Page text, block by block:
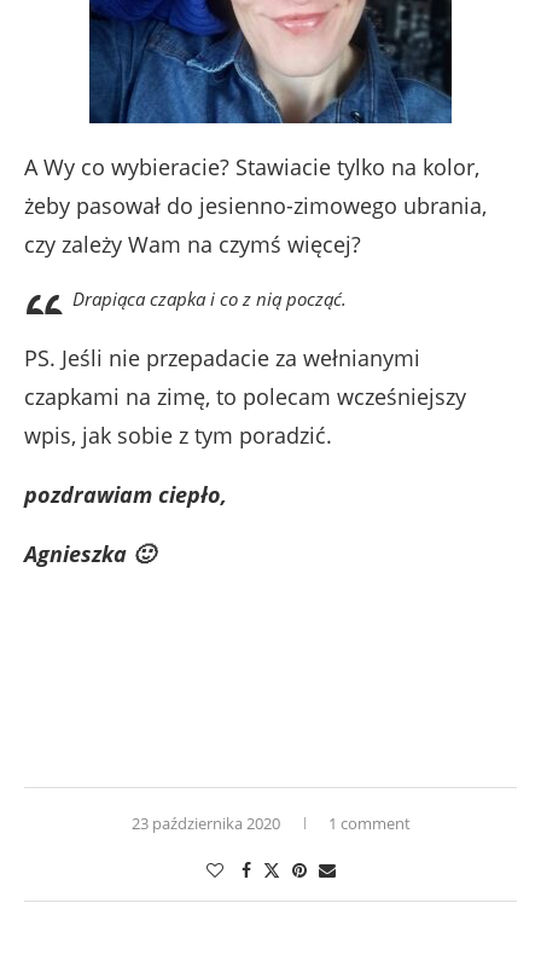
A Wy co wybieracie? Stawiacie tylko na kolor,
żeby pasował do jesienno-zimowego ubrania,
czy zależy Wam na czymś więcej?
Drapiąca czapka i co z nią począć.
PS. Jeśli nie przepadacie za wełnianymi
czapkami na zimę, to polecam wcześniejszy
wpis, jak sobie z tym poradzić.
pozdrawiam ciepło,
Agnieszka 🙂
23 października 2020 1 comment